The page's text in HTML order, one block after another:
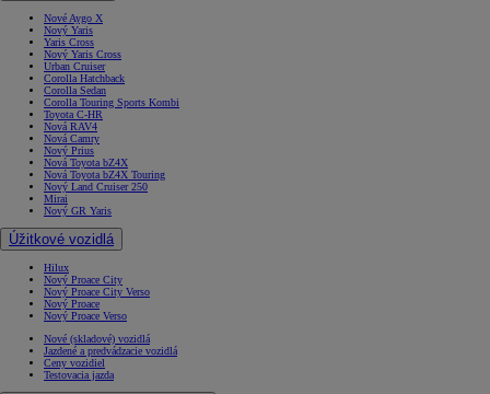
Nové Aygo X
Nový Yaris
Yaris Cross
Nový Yaris Cross
Urban Cruiser
Corolla Hatchback
Corolla Sedan
Corolla Touring Sports Kombi
Toyota C-HR
Nová RAV4
Nová Camry
Nový Prius
Nová Toyota bZ4X
Nová Toyota bZ4X Touring
Nový Land Cruiser 250
Mirai
Nový GR Yaris
Úžitkové vozidlá
Hilux
Nový Proace City
Nový Proace City Verso
Nový Proace
Nový Proace Verso
Nové (skladové) vozidlá
Jazdené a predvádzacie vozidlá
Ceny vozidiel
Testovacia jazda